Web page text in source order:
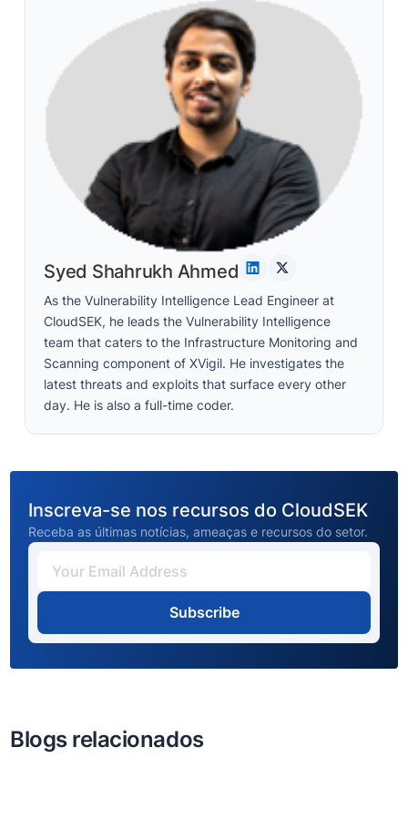
Syed Shahrukh Ahmed
As the Vulnerability Intelligence Lead Engineer at
CloudSEK, he leads the Vulnerability Intelligence
team that caters to the Infrastructure Monitoring and
Scanning component of XVigil. He investigates the
latest threats and exploits that surface every other
day. He is also a full-time coder.
Inscreva-se nos recursos do CloudSEK
Receba as últimas notícias, ameaças e recursos do setor.
Subscribe
Blogs relacionados